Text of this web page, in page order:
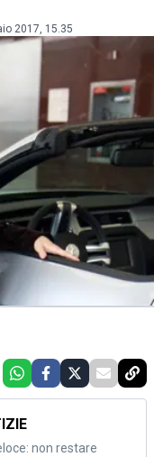
2017, 15.35
non restare